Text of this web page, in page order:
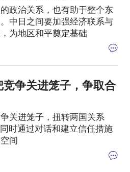
政治关系，也有助于整个东
中日之间要加强经济联系与
为地区和平奠定基础
争关进笼子，争取合
关进笼子，扭转两国关系
时通过对话和建立信任措施
间